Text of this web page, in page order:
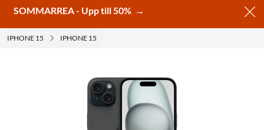
SOMMARREA - Upp till 50% →
IPHONE 15 IPHONE 15